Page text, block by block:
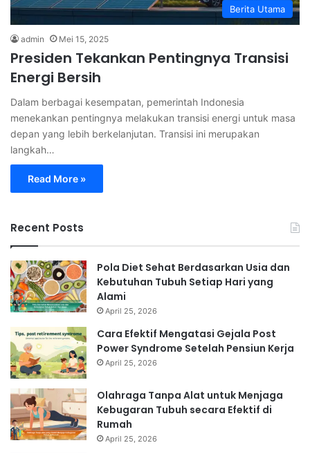
Berita Utama
admin Mei 15, 2025
Presiden Tekankan Pentingnya Transisi
Energi Bersih
Dalam berbagai kesempatan, pemerintah Indonesia
menekankan pentingnya melakukan transisi energi untuk masa
depan yang lebih berkelanjutan. Transisi ini merupakan
langkah…
Read More »
Recent Posts
Pola Diet Sehat Berdasarkan Usia dan
Kebutuhan Tubuh Setiap Hari yang
Alami
April 25, 2026
Cara Efektif Mengatasi Gejala Post
Power Syndrome Setelah Pensiun Kerja
April 25, 2026
Olahraga Tanpa Alat untuk Menjaga
Kebugaran Tubuh secara Efektif di
Rumah
April 25, 2026